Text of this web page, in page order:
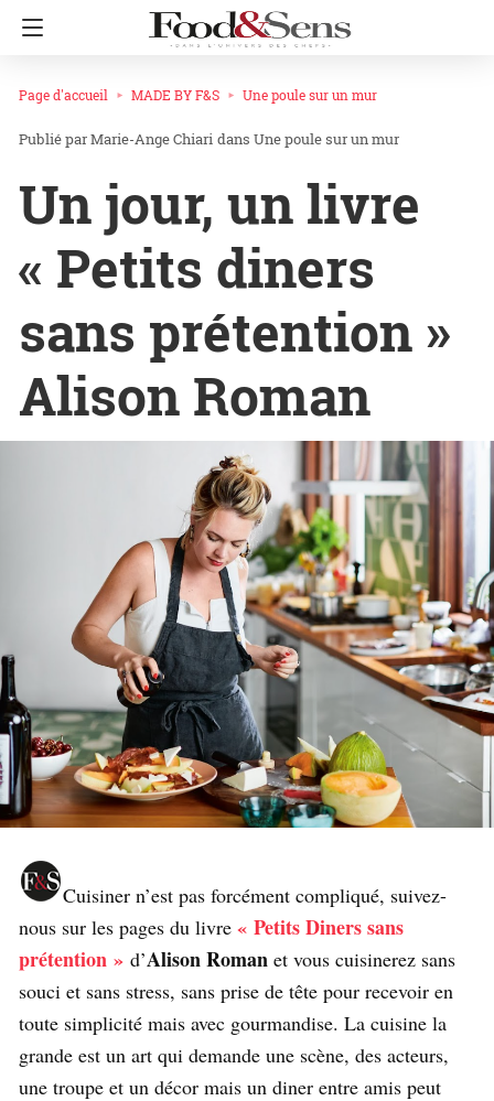
Page d'accueil MADE BY F&S Une poule sur un mur
Marie-Ange Chiari dans Une poule sur un mur
Un jour, un livre
« Petits diners
sans prétention »
Alison Roman
Cuisiner n’est pas forcément compliqué, suivez-
nous sur les pages du livre « Petits Diners sans
prétention » d’Alison Roman et vous cuisinerez sans
souci et sans stress, sans prise de tête pour recevoir en
toute simplicité mais avec gourmandise. La cuisine la
grande est un art qui demande une scène, des acteurs,
une troupe et un décor mais un diner entre amis peut